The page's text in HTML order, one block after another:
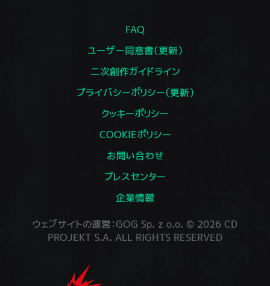
FAQ
ユーザー同意書（更新）
二次創作ガイドライン
プライバシーポリシー（更新）
クッキーポリシー
COOKIEポリシー
お問い合わせ
プレスセンター
企業情報
ウェブサイトの運営：GOG Sp. z o.o. © 2026 CD
PROJEKT S.A. ALL RIGHTS RESERVED